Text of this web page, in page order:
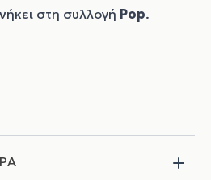
στη συλλογή Pop.